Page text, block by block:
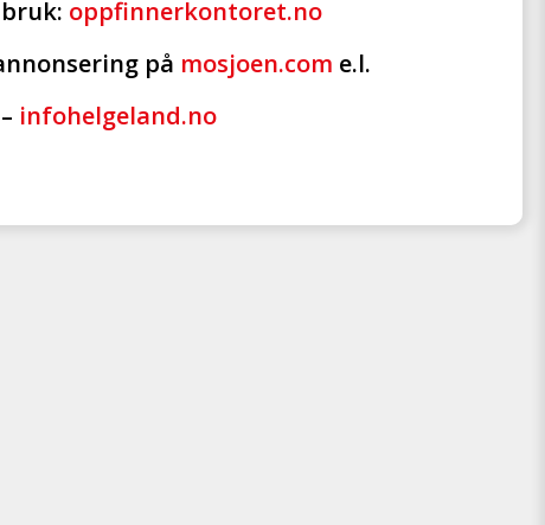
oppfinnerkontoret.no
på mosjoen.com e.l.
infohelgeland.no